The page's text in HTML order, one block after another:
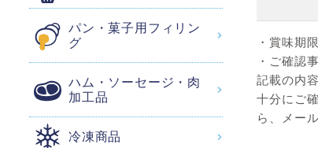
・賞味期
・ご確認
記載の内
十分にご
ら、メー
パン・菓子用フィリン
グ
ハム・ソーセージ・肉
加工品
冷凍商品